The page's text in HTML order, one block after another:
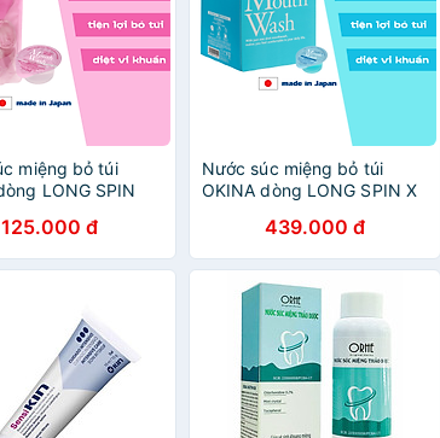
miệng bỏ túi
LONG SPIN
10 hũ x 14ml
125.000 đ
Nước súc miệng bỏ túi
OKINA dòng LONG SPIN X
Hộp 42 hũ x 14ml
439.000 đ